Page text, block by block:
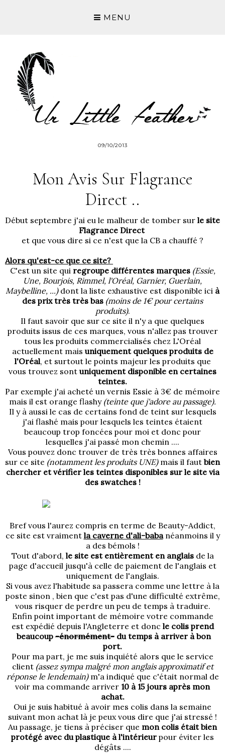
MENU
09/10/2013
Mon Avis Sur Flagrance
Direct ..
Début septembre j'ai eu le malheur de tomber sur le site
Flagrance Direct
et que vous dire si ce n'est que la CB a chauffé ?
Alors qu'est-ce que ce site?
C'est un site qui regroupe différentes marques (Essie,
Une, Bourjois, Rimmel, l'Oréal, Garnier, Guerlain,
Maybelline, ...)dont la liste exhaustive est disponible ici à
des prix très très bas (moins de 1€ pour certains
produits).
Il faut savoir que sur ce site il n'y a que quelques
produits issus de ces marques, vous n'allez pas trouver
tous les produits commercialisés chez L'Oréal
actuellement mais uniquement quelques produits de
l'Oréal, et surtout le points majeur les produits que
vous trouvez sont uniquement disponible en certaines
teintes.
Par exemple j'ai acheté un vernis Essie à 3€ de mémoire
mais il est orange flashy (teinte que j'adore au passage).
Il y à aussi le cas de certains fond de teint sur lesquels
j'ai flashé mais pour lesquels les teintes étaient
beaucoup trop foncées pour moi et donc pour
lesquelles j'ai passé mon chemin ....
Vous pouvez donc trouver de très très bonnes affaires
sur ce site (notamment les produits UNE)mais il faut bien
chercher et vérifier les teintes disponibles sur le site via
des swatches !
Bref vous l'aurez compris en terme de Beauty-Addict,
ce site est vraiment la caverne d'ali-babanéanmoins il y
a des bémols !
Tout d'abord, le site est entièrement en anglaisde la
page d'accueil jusqu'à celle de paiement de l'anglais et
uniquement de l'anglais.
Si vous avez l'habitude sa passera comme une lettre à la
poste sinon , bien que c'est pas d'une difficulté extrême,
vous risquer de perdre un peu de temps à traduire.
Enfin point important de mémoire votre commande
est expédié depuis l'Angleterre et donc le colis prend
beaucoup-énormément-du temps à arriver à bon
port.
Pour ma part, je me suis inquiété alors que le service
client (assez sympa malgré mon anglais approximatif et
réponse le lendemain)m'a indiqué que c'était normal de
voir ma commande arriver 10 à 15 jours après mon
achat.
Oui je suis habitué à avoir mes colis dans la semaine
suivant mon achat là je peux vous dire que j'ai stressé !
Au passage, je tiens à préciser que mon colis était bien
protégé avec du plastique à l'intérieur pour éviter les
dégâts ....